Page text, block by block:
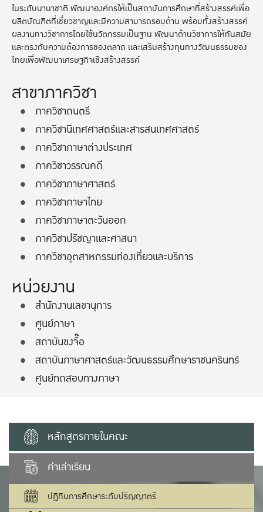
ในระดับนานาชาติ พัฒนาองค์กรให้เป็นสถาบันการศึกษาที่สร้างสรรค์เพื่อ
ผลิตบัณฑิตที่เชี่ยวชาญและมีความสามารถรอบด้าน พร้อมทั้งสร้างสรรค์
ผลงานทางวิชาการโดยใช้นวัตกรรมเป็นฐาน พัฒนาด้านวิชาการให้ทันสมัย
และตรงกับความต้องการของตลาด และเสริมสร้างทุนทางวัฒนธรรมของ
ไทยเพื่อพัฒนาเศรษฐกิจเชิงสร้างสรรค์
สาขาภาควิชา
ภาควิชาดนตรี
ภาควิชานิเทศศาสตร์และสารสนเทศศาสตร์
ภาควิชาภาษาต่างประเทศ
ภาควิชาวรรณคดี
ภาควิชาภาษาศาสตร์
ภาควิชาภาษาไทย
ภาควิชาภาษาตะวันออก
ภาควิชาปรัชญาและศาสนา
ภาควิชาอุตสาหกรรมท่องเที่ยวและบริการ
หน่วยงาน
สำนักงานเลขานุการ
ศูนย์ภาษา
สถาบันขงจื๊อ
สถาบันภาษาศาสตร์และวัฒนธรรมศึกษาราชนครินทร์
ศูนย์ทดสอบทางภาษา
หลักสูตรภายในคณะ
ค่าเล่าเรียน
ปฏิทินการศึกษาระดับปริญญาตรี